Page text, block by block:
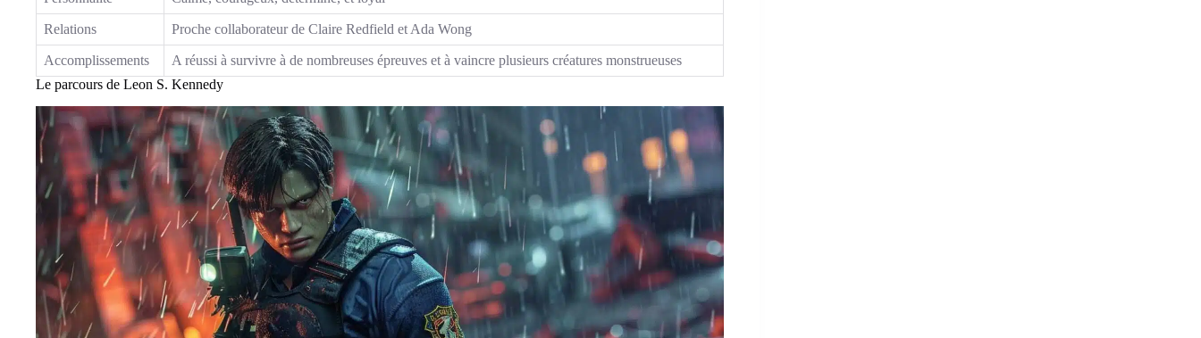
Relations Proche collaborateur de Claire Redfield et Ada Wong
Accomplissements
A réussi à survivre à de nombreuses épreuves et à vaincre plusieurs créatures monstrueuses
Le parcours de Leon S. Kennedy